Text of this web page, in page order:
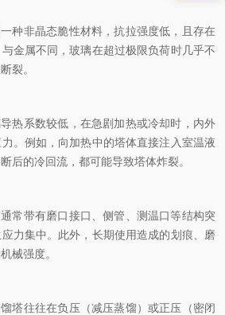
非晶态脆性材料，抗拉强度低，且存在
金属不同，玻璃在超过极限负荷时几乎不
裂。
系数较低，在急剧加热或冷却时，内外
。例如，向加热中的塔体直接注入室温液
后的冷回流，都可能导致塔体炸裂。
带有磨口接口、侧管、测温口等结构突
力集中。此外，长期使用造成的划痕、磨
械强度。
往往在负压（减压蒸馏）或正压（密闭